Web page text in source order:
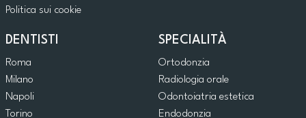
Politica sui cookie
DENTISTI
Roma
Milano
Napoli
Torino
SPECIALITÀ
Ortodonzia
Radiologia orale
Odontoiatria estetica
Endodonzia